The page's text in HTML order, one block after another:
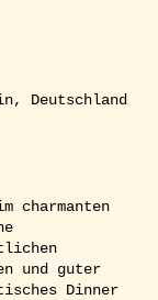
Deutschland
und guter
Dinner